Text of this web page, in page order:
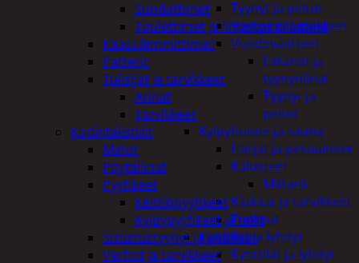
Tyynyt ja peitot
Verhot ja tarvikkeet
Vuodevaatteet
Lakanat ja
tyynynlinat
Tyynyt ja
peitot
Kylpyhuone ja sauna
Harjat ja pesuaineet
Kalusteet
Mittarit
Kiukaat ja tarvikkeet
Tuoksut
Kynttilät ja lyhdyt
Kynttilät ja lyhdyt
Suodattimet
Tuulettimet ja Ilmastointilaitteet
Kaasulämmittimet
Patterit
Tulisijat ja tarvikkeet
Arinat
Tarvikkeet
Kodintekstiilit
Matot
Pöytäliinat
Pyyhkeet
Keittiöpyyhkeet
Kylpypyyhkeet ja takit
Sisustustyynyt ja päälliset
Verhot ja tarvikkeet